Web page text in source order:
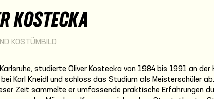
KOSTECKA
KOSTÜMBILD
studierte Oliver Kostecka von 1984 bis 1991 an der
Karl Kneidl und schloss das Studium als Meisterschüler
Zeit sammelte er umfassende praktische Erfahrungen